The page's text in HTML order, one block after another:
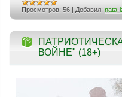
Просмотров: 56 Добавил: nata-
ВОЙНЕ" (18+)